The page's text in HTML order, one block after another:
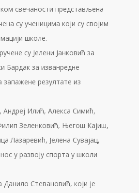
свечаности представљена
су ученицима који су својим
школе.
су Јелени Јанковић за
Бардак за изванредне
резултате из
Андреј Илић, Алекса Симић,
Зеленковић, Његош Кајиш,
Лазаревић, Јелена Сувајац,
у развоју спорта у школи
Данило Стевановић, који је